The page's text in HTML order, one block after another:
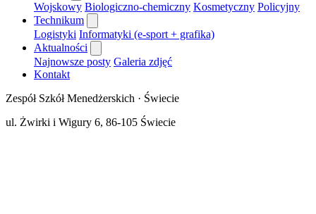
Wojskowy Biologiczno-chemiczny Kosmetyczny Policyjny
Technikum
Logistyki Informatyki (e-sport + grafika)
Aktualności
Najnowsze posty Galeria zdjęć
Kontakt
Zespół Szkół Menedżerskich · Świecie
ul. Żwirki i Wigury 6, 86-105 Świecie